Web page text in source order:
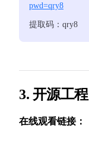
pwd=qry8
提取码：qry8
3. 开源工程
在线观看链接：